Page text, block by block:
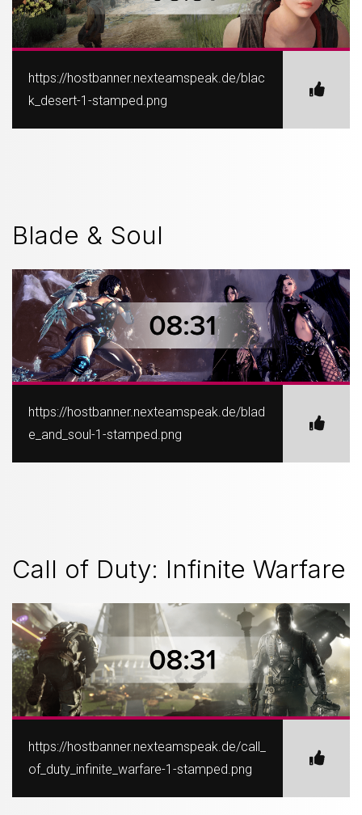
https://hostbanner.nexteamspeak.de/blac
k_desert-1-stamped.png
Blade & Soul
https://hostbanner.nexteamspeak.de/blad
e_and_soul-1-stamped.png
Call of Duty: Infinite Warfare
https://hostbanner.nexteamspeak.de/call_
of_duty_infinite_warfare-1-stamped.png